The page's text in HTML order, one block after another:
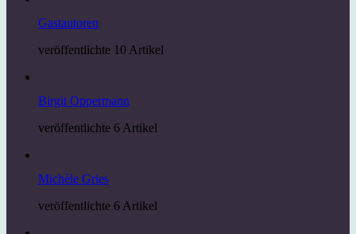
Gastautoren
veröffentlichte 10 Artikel
Birgit Oppermann
veröffentlichte 6 Artikel
Michèle Gries
veröffentlichte 6 Artikel